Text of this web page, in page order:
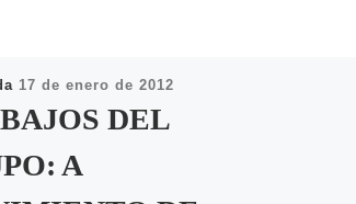
17 de enero de 2012
DEL
A